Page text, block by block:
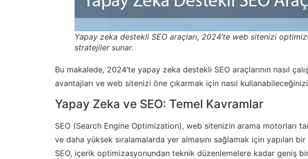
Yapay zeka destekli SEO araçları, 2024’te web sitenizi
stratejiler sunar.
Bu makalede, 2024’te yapay zeka destekli SEO araçlarının nasıl
avantajları ve web sitenizi öne çıkarmak için nasıl
Yapay Zeka ve SEO: Temel Kavramlar
SEO (Search Engine Optimization), web sitenizin arama motorları
ve daha yüksek sıralamalarda yer almasını sağlamak için yapılan
SEO, içerik optimizasyonundan teknik düzenlemelere kadar geniş